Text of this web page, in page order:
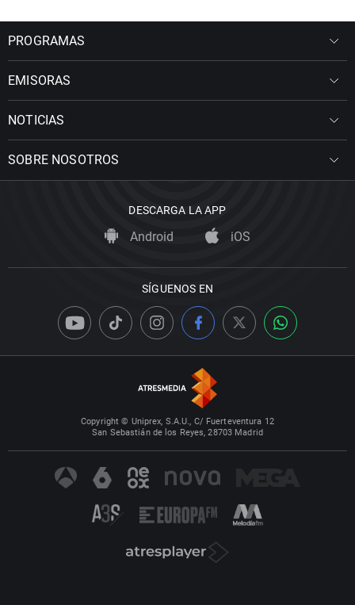
PROGRAMAS
EMISORAS
NOTICIAS
SOBRE NOSOTROS
DESCARGA LA APP
Android iOS
SÍGUENOS EN
Copyright © Uniprex, S.A.U., C/ Fuerteventura 12
San Sebastián de los Reyes, 28703 Madrid